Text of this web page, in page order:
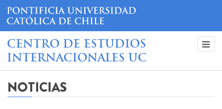
CENTRO DE ESTUDIOS
INTERNACIONALES UC
NOTICIAS